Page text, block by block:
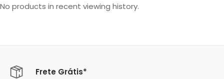
No products in recent viewing history.
Frete Grátis*